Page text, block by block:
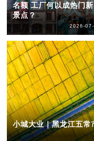
名额 工厂何以成热门新
景点？
2026-
小城大业｜黑龙江五